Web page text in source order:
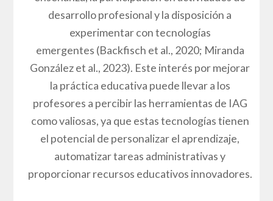
desarrollo profesional y la disposición a
experimentar con tecnologías
emergentes (Backfisch et al., 2020; Miranda
González et al., 2023). Este interés por mejorar
la práctica educativa puede llevar a los
profesores a percibir las herramientas de IAG
como valiosas, ya que estas tecnologías tienen
el potencial de personalizar el aprendizaje,
automatizar tareas administrativas y
proporcionar recursos educativos innovadores.